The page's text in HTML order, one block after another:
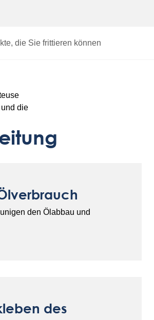
die Sie frittieren können
die
den Ölabbau und
des